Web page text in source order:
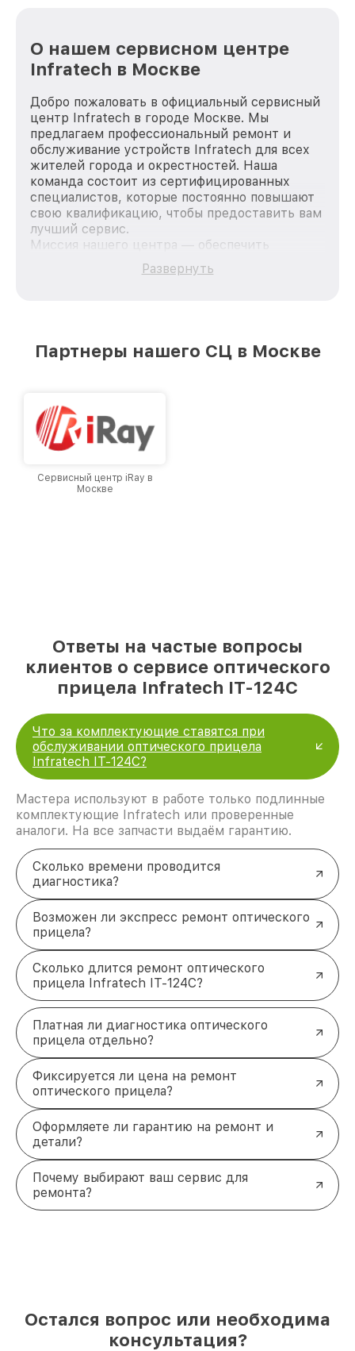
О нашем сервисном центре
Infratech в Москве
Добро пожаловать в официальный сервисный
центр Infratech в городе Москве. Мы
предлагаем профессиональный ремонт и
обслуживание устройств Infratech для всех
жителей города и окрестностей. Наша
команда состоит из сертифицированных
специалистов, которые постоянно повышают
свою квалификацию, чтобы предоставить вам
лучший сервис.
Миссия нашего центра — обеспечить
качественный и доступный ремонт для
каждого пользователя продукции Infratech,
лучшим сервисным центром Infratech в
Развернуть
Партнеры нашего СЦ в Москве
Сервисный центр iRay в
Москве
Ответы на частые вопросы
клиентов о сервисе оптического
прицела Infratech IT-124C
Что за комплектующие ставятся при
обслуживании оптического прицела
Infratech IT-124C?
Мастера используют в работе только подлинные
комплектующие Infratech или проверенные
аналоги. На все запчасти выдаём гарантию.
Сколько времени проводится
диагностика?
Возможен ли экспресс ремонт оптического
прицела?
Сколько длится ремонт оптического
прицела Infratech IT-124C?
Платная ли диагностика оптического
прицела отдельно?
Фиксируется ли цена на ремонт
оптического прицела?
Оформляете ли гарантию на ремонт и
детали?
Почему выбирают ваш сервис для
ремонта?
Остался вопрос или необходима
консультация?